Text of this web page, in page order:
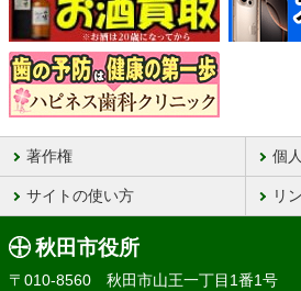
著作権 個
サイトの使い方 リ
秋田市役所
〒010-8560 秋田市山王一丁目1番1号